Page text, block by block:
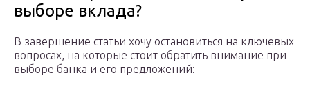
выборе вклада?
В завершение статьи хочу остановиться на ключевых
вопросах, на которые стоит обратить внимание при
выборе банка и его предложений: